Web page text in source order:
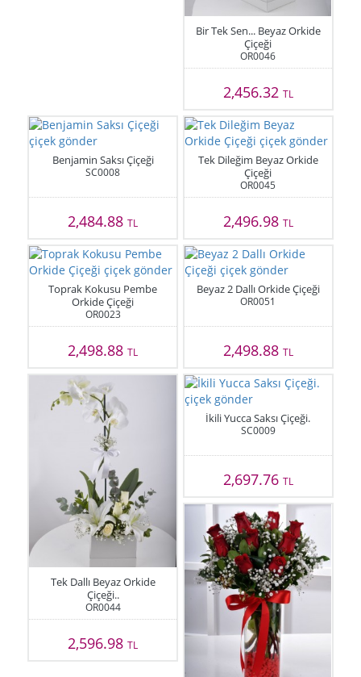
Bir Tek Sen... Beyaz Orkide
Çiçeği
OR0046
2,456.32 TL
Benjamin Saksı Çiçeği
SC0008
2,484.88TL
Tek Dileğim Beyaz Orkide
Çiçeği
OR0045
2,496.98 TL
Toprak Kokusu Pembe
Orkide Çiçeği
OR0023
2,498.88TL
Beyaz 2 Dallı Orkide Çiçeği
OR0051
2,498.88 TL
Tek Dallı Beyaz Orkide
Çiçeği..
OR0044
2,596.98TL
İkili Yucca Saksı Çiçeği.
SC0009
2,697.76 TL